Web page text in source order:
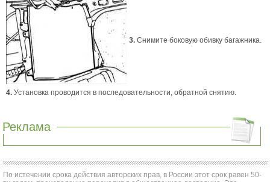
3. Снимите боковую обивку багажника.
4. Установка проводится в последовательности, обратной снятию.
Реклама
По истечении срока действия авторских прав, в России этот срок равен 50-